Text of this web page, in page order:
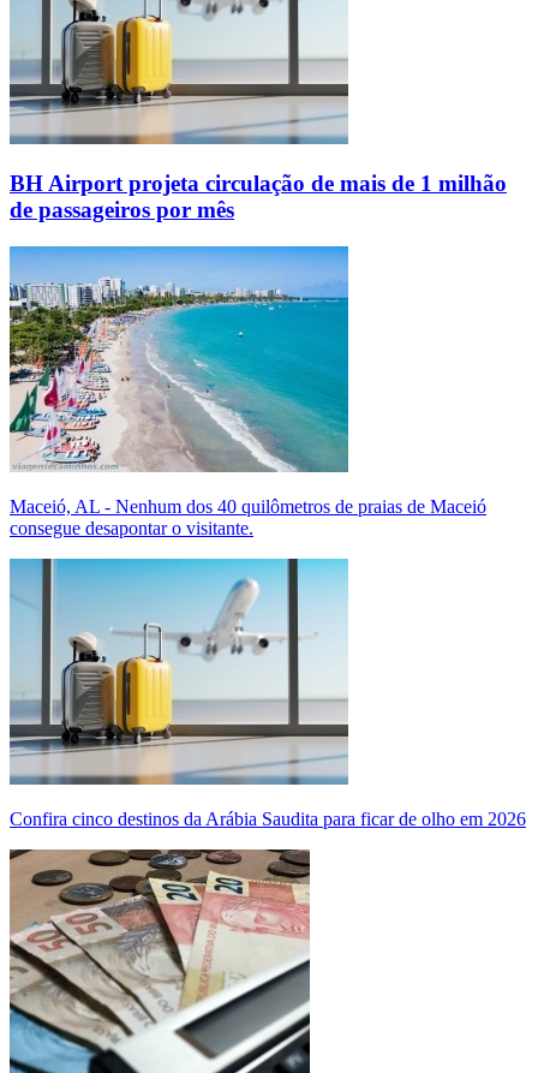
BH Airport projeta circulação de mais de 1 milhão
de passageiros por mês
Maceió, AL - Nenhum dos 40 quilômetros de praias de Maceió
consegue desapontar o visitante.
Confira cinco destinos da Arábia Saudita para ficar de olho em 2026